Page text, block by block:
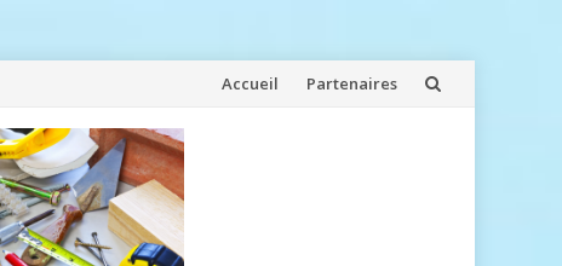
Aller
Accueil Partenaires